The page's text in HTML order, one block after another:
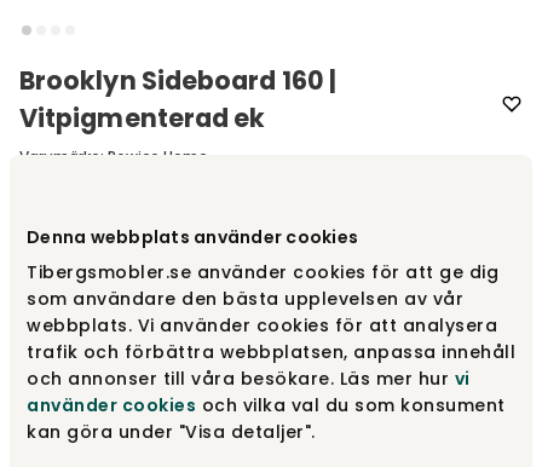
Denna webbplats använder cookies
Tibergsmobler.se använder cookies för att ge dig
som användare den bästa upplevelsen av vår
webbplats. Vi använder cookies för att analysera
trafik och förbättra webbplatsen, anpassa innehåll
och annonser till våra besökare. Läs mer hur vi
använder cookies och vilka val du som konsument
kan göra under "Visa detaljer".
Brooklyn Sideboard 160 |
Vitpigmenterad ek
Varumärke: Rowico Home
Välj färg Vitpigmenterad ek
Vitpigmenterad ek 15 995 kr
Mörkbrun ek 15 995 kr